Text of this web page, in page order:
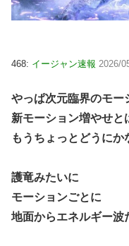
468: イージャン速報 2026/
やっぱ次元臨界のモー
新モーション増やせと
もうちょっとどうにか
護竜みたいに
モーションごとに
地面からエネルギー波